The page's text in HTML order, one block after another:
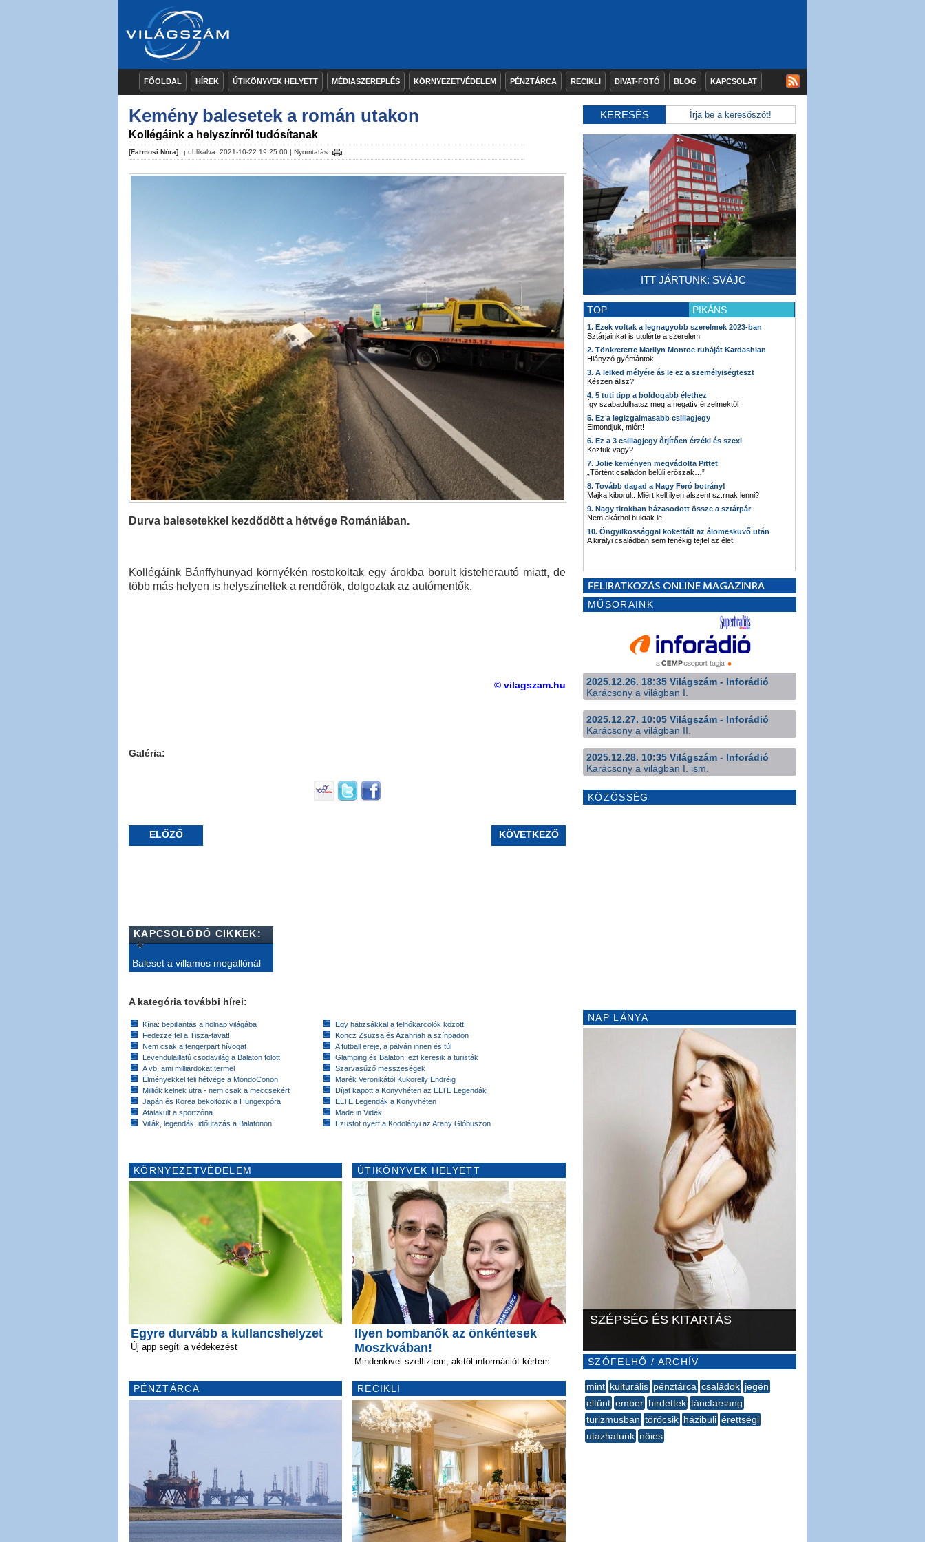
FŐOLDAL HÍREK ÚTIKÖNYVEK HELYETT MÉDIASZEREPLÉS KÖRNYEZETVÉDELEM PÉNZTÁRCA RECIKLI DIVAT-FOTÓ BLOG KAPCSOLAT
Kemény balesetek a román utakon
Kollégáink a helyszínről tudósítanak
[Farmosi Nóra] publikálva: 2021-10-22 19:25:00 | Nyomtatás
Durva balesetekkel kezdődött a hétvége Romániában.
Kollégáink Bánffyhunyad környékén rostokoltak egy árokba borult kisteherautó miatt, de
több más helyen is helyszíneltek a rendőrök, dolgoztak az autómentők.
© vilagszam.hu
Galéria:
ELŐZŐ KÖVETKEZŐ
KAPCSOLÓDÓ CIKKEK:
Baleset a villamos megállónál
A kategória további hírei:
Kína: bepillantás a holnap világába
Fedezze fel a Tisza-tavat!
Nem csak a tengerpart hívogat
Levendulaillatú csodavilág a Balaton fölött
A vb, ami milliárdokat termel
Élményekkel teli hétvége a MondoConon
Milliók kelnek útra - nem csak a meccsekért
Japán és Korea beköltözik a Hungexpóra
Átalakult a sportzóna
Villák, legendák: időutazás a Balatonon
Egy hátizsákkal a felhőkarcolók között
Koncz Zsuzsa és Azahriah a színpadon
A futball ereje, a pályán innen és túl
Glamping és Balaton: ezt keresik a turisták
Szarvasűző messzeségek
Marék Veronikától Kukorelly Endréig
Díjat kapott a Könyvhéten az ELTE Legendák
ELTE Legendák a Könyvhéten
Made in Vidék
Ezüstöt nyert a Kodolányi az Arany Glóbuszon
KÖRNYEZETVÉDELEM
Egyre durvább a kullancshelyzet
Új app segíti a védekezést
PÉNZTÁRCA
ÚTIKÖNYVEK HELYETT
Ilyen bombanők az önkéntesek
Moszkvában!
Mindenkivel szelfiztem, akitől információt kértem
RECIKLI
KERESÉS
ITT JÁRTUNK: SVÁJC
TOP PIKÁNS
1. Ezek voltak a legnagyobb szerelmek 2023-ban
Sztárjainkat is utolérte a szerelem
2. Tönkretette Marilyn Monroe ruháját Kardashian
Hiányzó gyémántok
3. A lelked mélyére ás le ez a személyiségteszt
Készen állsz?
4. 5 tuti tipp a boldogabb élethez
Így szabadulhatsz meg a negatív érzelmektől
5. Ez a legizgalmasabb csillagjegy
Elmondjuk, miért!
6. Ez a 3 csillagjegy őrjítően érzéki és szexi
Köztük vagy?
7. Jolie keményen megvádolta Pittet
„Történt családon belüli erőszak…”
8. Tovább dagad a Nagy Feró botrány!
Majka kiborult: Miért kell ilyen álszent sz.rnak lenni?
9. Nagy titokban házasodott össze a sztárpár
Nem akárhol buktak le
10. Öngyilkossággal kokettált az álomesküvő után
A királyi családban sem fenékig tejfel az élet
MŰSORAINK
2025.12.26. 18:35 Világszám - Inforádió
Karácsony a világban I.
2025.12.27. 10:05 Világszám - Inforádió
Karácsony a világban II.
2025.12.28. 10:35 Világszám - Inforádió
Karácsony a világban I. ism.
KÖZÖSSÉG
NAP LÁNYA
SZÉPSÉG ÉS KITARTÁS
SZÓFELHŐ / ARCHÍV
mint kulturális pénztárca családok jegén
eltűnt ember hirdettek táncfarsang
turizmusban törőcsik házibuli érettségi
utazhatunk nőies